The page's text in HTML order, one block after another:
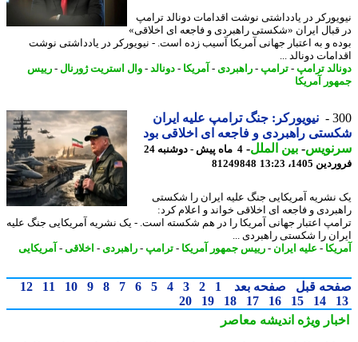
در یادداشتی نوشت اقدامات دونالد ترامپ
ایران «شکستی راهبردی و فاجعه ای اخلاقی»
و به اعتبار جهانی آمریکا آسیب زده است. - نیویورکر در یادداشتی نوشت
دونالد ...
ترامپ -ترامپ -راهبردی-آمریکا- دونالد-وال استریت ژورنال-رییس
آمریکا
نیویورکر: جنگ ترامپ علیه ایران
راهبردی و فاجعه ای اخلاقی بود
-بین الملل-
4 ماه پیش - دوشنبه 24
1405، 13:23
81249848
آمریکایی جنگ علیه ایران را شکستی
و فاجعه ای اخلاقی خواند و اعلام کرد:
اعتبار جهانی آمریکا را در هم شکسته است. - یک نشریه آمریکایی جنگ علیه
را شکستی راهبردی ...
- علیه ایران - رییس جمهور آمریکا- ترامپ -راهبردی-اخلاقی-آمریکایی
قبل صفحه بعد 1
2
3
4
5
6
7
8
9
10
11
12
14
15
16
17
18
19
20
ویژهاندیشه معاصر